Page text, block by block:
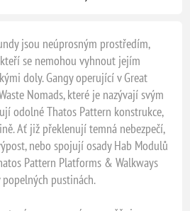
jsou neúprosným prostředím,
se nemohou vyhnout jejím
doly. Gangy operující v Great
Nomads, které je nazývají svým
odolné Thatos Pattern konstrukce,
Ať již překlenují temná nebezpečí,
nebo spojují osady Hab Modulů
Pattern Platforms & Walkways
pustinách.